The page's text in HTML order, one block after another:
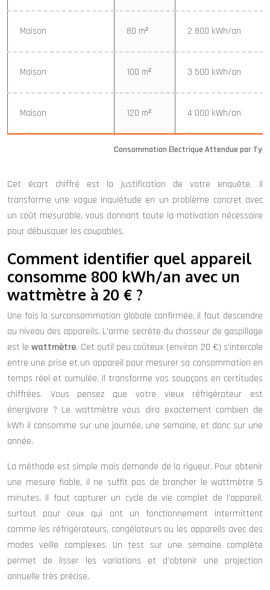
Consommation Électrique Attendue par
Maison 80 m² 2 800 kWh/an
Maison 100 m² 3 500 kWh/an
Maison 120 m² 4 000 kWh/an
Cet écart chiffré est la justification de votre enquête. Il
transforme une vague inquiétude en un problème concret avec
un coût mesurable, vous donnant toute la motivation nécessaire
pour débusquer les coupables.
Comment identifier quel appareil
consomme 800 kWh/an avec un
wattmètre à 20 € ?
Une fois la surconsommation globale confirmée, il faut descendre
au niveau des appareils. L’arme secrète du chasseur de gaspillage
est lewattmètre. Cet outil peu coûteux (environ 20 €) s’intercale
entre une prise et un appareil pour mesurer sa consommation en
temps réel et cumulée. Il transforme vos soupçons en certitudes
chiffrées. Vous pensez que votre vieux réfrigérateur est
énergivore ? Le wattmètre vous dira exactement combien de
kWh il consomme sur une journée, une semaine, et donc sur une
année.
La méthode est simple mais demande de la rigueur. Pour obtenir
une mesure fiable, il ne suffit pas de brancher le wattmètre 5
minutes. Il faut capturer un cycle de vie complet de l’appareil,
surtout pour ceux qui ont un fonctionnement intermittent
comme les réfrigérateurs, congélateurs ou les appareils avec des
modes veille complexes. Un test sur une semaine complète
permet de lisser les variations et d’obtenir une projection
annuelle très précise.